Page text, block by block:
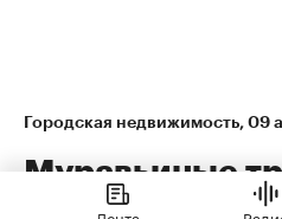
Городская недвижимость 09
Муравьиные
арендаторы